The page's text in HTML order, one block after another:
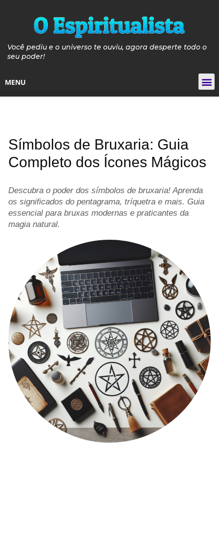
MENU
Você pediu e o universo te ouviu, agora desperte todo o
seu poder!
Símbolos de Bruxaria: Guia
Completo dos Ícones Mágicos
Descubra o poder dos símbolos de bruxaria! Aprenda
os significados do pentagrama, tríquetra e mais. Guia
essencial para bruxas modernas e praticantes da
magia natural.